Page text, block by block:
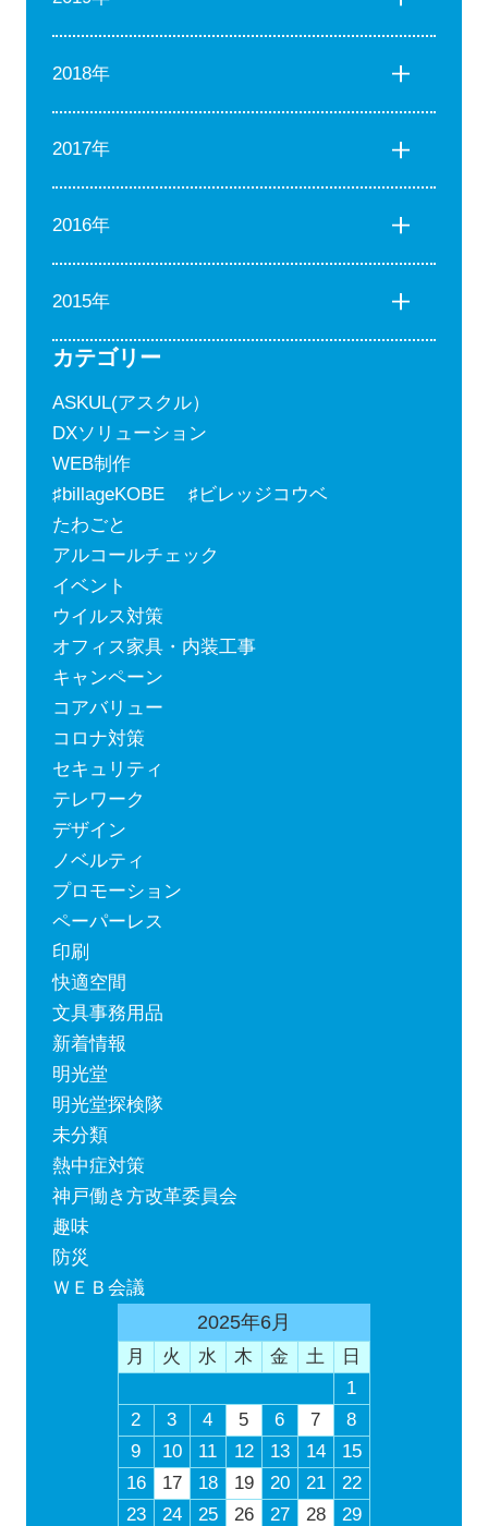
2018年
2017年
2016年
2015年
カテゴリー
ASKUL(アスクル）
DXソリューション
WEB制作
♯billageKOBE ♯ビレッジコウベ
たわごと
アルコールチェック
イベント
ウイルス対策
オフィス家具・内装工事
キャンペーン
コアバリュー
コロナ対策
セキュリティ
テレワーク
デザイン
ノベルティ
プロモーション
ペーパーレス
印刷
快適空間
文具事務用品
新着情報
明光堂
明光堂探検隊
未分類
熱中症対策
神戸働き方改革委員会
趣味
防災
ＷＥＢ会議
2025年6月
月 火 水 木 金 土 日
1
2
3 4 5 6 7
8
9
10 11 12 13 14
15
16
17 18 19 20 21
22
23
24 25 26 27 28
29